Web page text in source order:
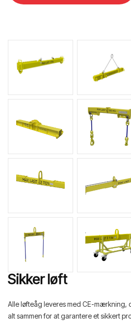
Sikker løft
Alle løfteåg leveres med CE-mærkning,
alt sammen for at garantere et sikkert